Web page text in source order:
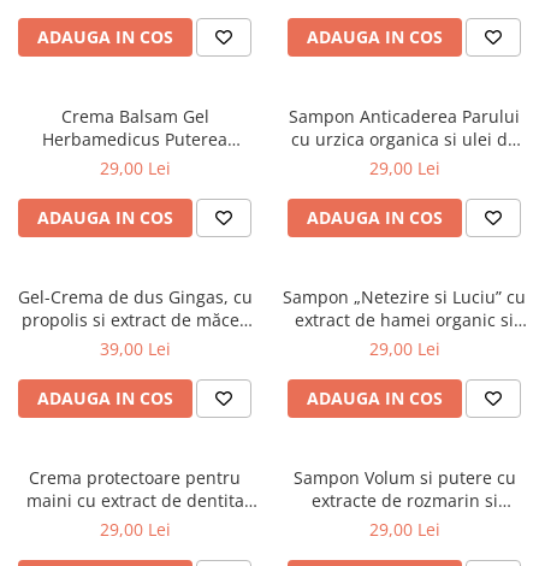
ADAUGA IN COS ADAUGA IN COS
Crema Balsam Gel
Herbamedicus Puterea
Ursului 250ml
29,00 Lei
ADAUGA IN COS
Sampon Anticaderea Parului
cu urzica organica si ulei de
ricin, 400 ml
29,00 Lei
ADAUGA IN COS
Gel-Crema de dus Gingas, cu
propolis si extract de măceș
organic, 1000 ml
39,00 Lei
ADAUGA IN COS
Sampon „Netezire si Luciu” cu
extract de hamei organic si
proteine de grâu, 400 ml
29,00 Lei
ADAUGA IN COS
Crema protectoare pentru
maini cu extract de dentita
organica Cosmeplant, 75 ml
29,00 Lei
Sampon Volum si putere cu
extracte de rozmarin si
echinacea organice
29,00 Lei